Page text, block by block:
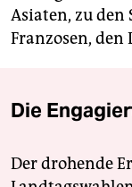
Asiaten, zu den
Franzosen, den
Die
Der drohende